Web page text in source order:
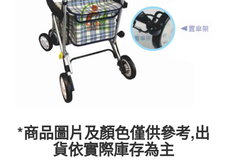
*商品圖片及顏色僅供參考,出
貨依實際庫存為主